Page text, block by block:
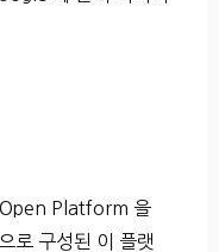
Open Platform 을
로 구성된 이 플랫